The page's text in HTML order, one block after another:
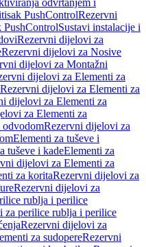
odvrtanjem i
PushControlRezervni
PushControlSustavi instalacije i
Rezervni dijelovi za
Rezervni dijelovi za Nosive
dijelovi za Montažni
dijelovi za Elementi za
Rezervni dijelovi za Elementi za
dijelovi za Elementi za
za Elementi za
odvodomRezervni dijelovi za
Elementi za tuševe i
tuševe i kadeElementi za
dijelovi za Elementi za
za koritaRezervni dijelovi za
Rezervni dijelovi za
rublja i perilice
za perilice rublja i perilice
Rezervni dijelovi za
za sudopereRezervni